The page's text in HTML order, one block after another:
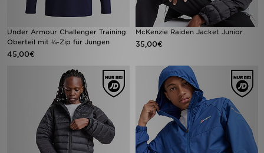
Under Armour Challenger Training
Oberteil mit ¼-Zip für Jungen
45,00€
McKenzie Raiden Jacket Junior
35,00€